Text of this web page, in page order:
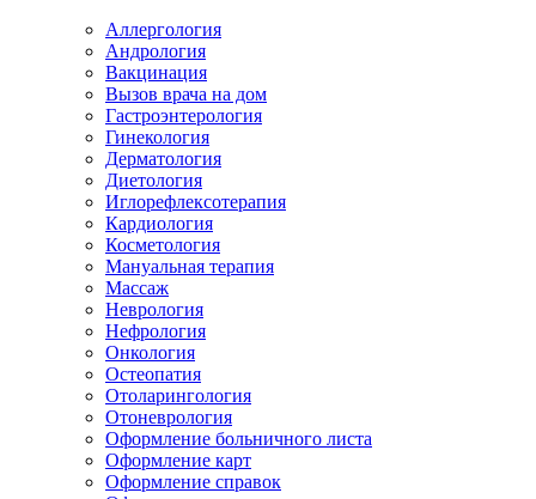
Аллергология
Андрология
Вакцинация
Вызов врача на дом
Гастроэнтерология
Гинекология
Дерматология
Диетология
Иглорефлексотерапия
Кардиология
Косметология
Мануальная терапия
Массаж
Неврология
Нефрология
Онкология
Остеопатия
Отоларингология
Отоневрология
Оформление больничного листа
Оформление карт
Оформление справок